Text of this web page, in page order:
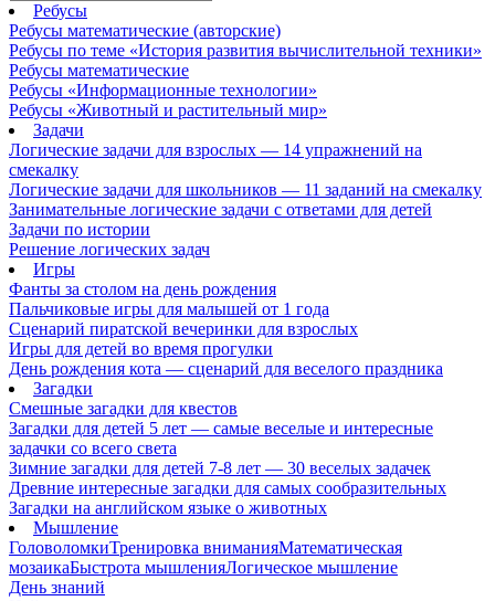
Ребусы
Ребусы математические (авторские)
Ребусы по теме «История развития вычислительной техники»
Ребусы математические
Ребусы «Информационные технологии»
Ребусы «Животный и растительный мир»
Задачи
Логические задачи для взрослых — 14 упражнений на
смекалку
Логические задачи для школьников — 11 заданий на смекалку
Занимательные логические задачи с ответами для детей
Задачи по истории
Решение логических задач
Игры
Фанты за столом на день рождения
Пальчиковые игры для малышей от 1 года
Сценарий пиратской вечеринки для взрослых
Игры для детей во время прогулки
День рождения кота — сценарий для веселого праздника
Загадки
Смешные загадки для квестов
Загадки для детей 5 лет — самые веселые и интересные
задачки со всего света
Зимние загадки для детей 7-8 лет — 30 веселых задачек
Древние интересные загадки для самых сообразительных
Загадки на английском языке о животных
Мышление
ГоловоломкиТренировка вниманияМатематическая
мозаикаБыстрота мышленияЛогическое мышление
День знаний